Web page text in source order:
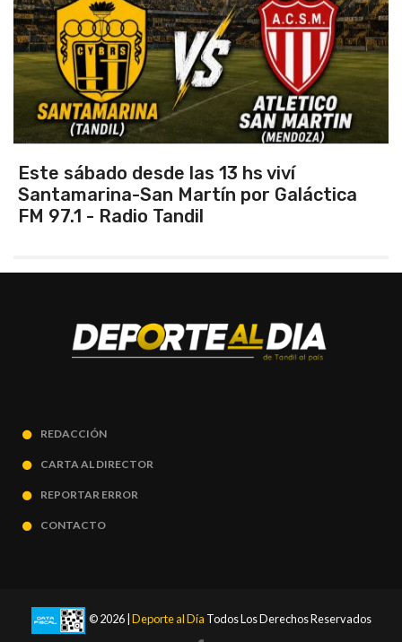
Vuelve el torneo oficial de hockey
REDACCIÓN
CARTA AL DIRECTOR
REPORTAR ERROR
CONTACTO
© 2026 | Deporte al Día Todos Los Derechos Reservados